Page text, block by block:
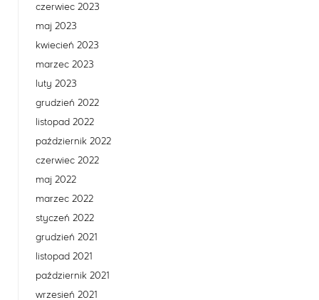
czerwiec 2023
maj 2023
kwiecień 2023
marzec 2023
luty 2023
grudzień 2022
listopad 2022
październik 2022
czerwiec 2022
maj 2022
marzec 2022
styczeń 2022
grudzień 2021
listopad 2021
październik 2021
wrzesień 2021